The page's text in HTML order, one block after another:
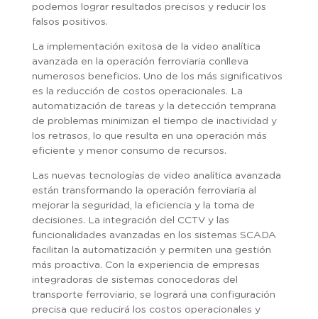
podemos lograr resultados precisos y reducir los
falsos positivos.
La implementación exitosa de la video analítica
avanzada en la operación ferroviaria conlleva
numerosos beneficios. Uno de los más significativos
es la reducción de costos operacionales. La
automatización de tareas y la detección temprana
de problemas minimizan el tiempo de inactividad y
los retrasos, lo que resulta en una operación más
eficiente y menor consumo de recursos.
Las nuevas tecnologías de video analítica avanzada
están transformando la operación ferroviaria al
mejorar la seguridad, la eficiencia y la toma de
decisiones. La integración del CCTV y las
funcionalidades avanzadas en los sistemas SCADA
facilitan la automatización y permiten una gestión
más proactiva. Con la experiencia de empresas
integradoras de sistemas conocedoras del
transporte ferroviario, se logrará una configuración
precisa que reducirá los costos operacionales y